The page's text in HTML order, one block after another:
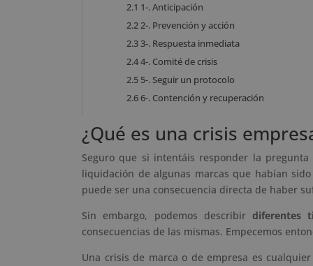
2.1 1-. Anticipación
2.22-. Prevención y acción
2.33-. Respuesta inmediata
2.44-. Comité de crisis
2.5 5-. Seguir un protocolo
2.66-. Contención y recuperación
¿Qué es una crisis
Seguro que si intentáis responder la
liquidación de algunas marcas que habían
puede ser una consecuencia directa de haber
Sin embargo, podemos describirdiferentes
consecuencias de las mismas. Empecemos
Una crisis de marca o de empresa es